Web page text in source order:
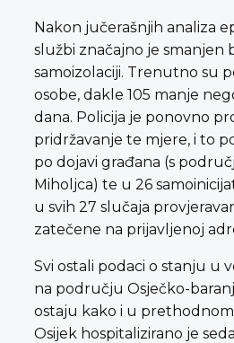
Nakon jučerašnjih analiza
službi značajno je smanjen
samoizolaciji. Trenutno su
osobe, dakle 105 manje
dana. Policija je ponovno
pridržavanje te mjere, i to
po dojavi građana (s
Miholjca) te u 26
u svih 27 slučaja
zatečene na prijavljenoj
Svi ostali podaci o stanju u
na području Osječko-
ostaju kako i u
Osijek hospitalizirano je